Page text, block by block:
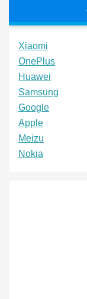
Xiaomi
OnePlus
Huawei
Samsung
Google
Apple
Meizu
Nokia